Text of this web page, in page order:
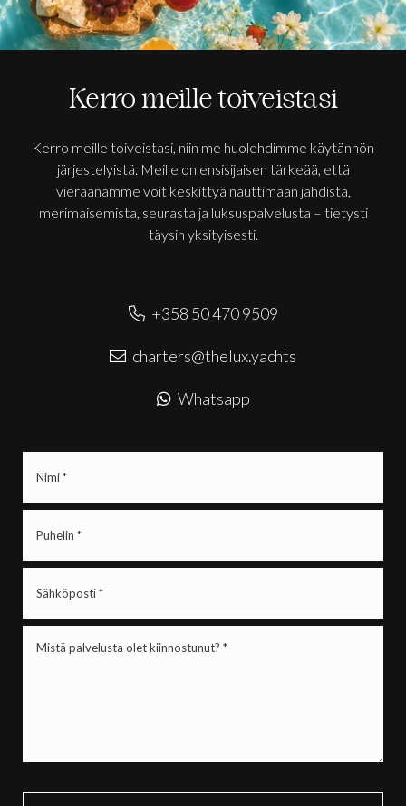
Kerro meille toiveistasi
Kerro meille toiveistasi, niin me huolehdimme käytännön
järjestelyistä. Meille on ensisijaisen tärkeää, että
vieraanamme voit keskittyä nauttimaan jahdista,
merimaisemista, seurasta ja luksuspalvelusta – tietysti
täysin yksityisesti.
+358 50 470 9509
charters@thelux.yachts
Whatsapp
(Pakollinen)
(Pakollinen)
(Pakollinen)
palvelusta